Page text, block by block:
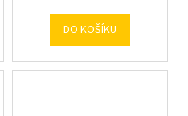
DO KOŠÍKU